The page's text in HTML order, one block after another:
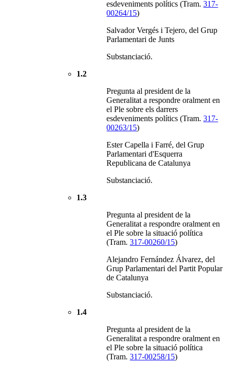
esdeveniments polítics (Tram.317-
00264/15)
Salvador Vergés i Tejero, del Grup
Parlamentari de Junts
Substanciació.
1.2
Pregunta al president de la
Generalitat a respondre oralment en
el Ple sobre els darrers
esdeveniments polítics (Tram.317-
00263/15)
Ester Capella i Farré, del Grup
Parlamentari d'Esquerra
Republicana de Catalunya
Substanciació.
1.3
Pregunta al president de la
Generalitat a respondre oralment en
el Ple sobre la situació política
(Tram.317-00260/15)
Alejandro Fernández Álvarez, del
Grup Parlamentari del Partit Popular
de Catalunya
Substanciació.
1.4
Pregunta al president de la
Generalitat a respondre oralment en
el Ple sobre la situació política
(Tram.317-00258/15)